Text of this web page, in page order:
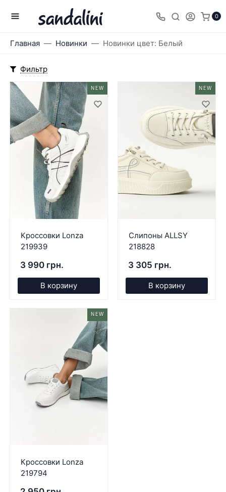
0
Главная Новинки Новинки цвет: Белый
Фильтр
NEW
Кроссовки Lonza
219939
3 990 грн.
В корзину
NEW
Слипоны ALLSY
218828
3 305 грн.
В корзину
NEW
Кроссовки Lonza
219794